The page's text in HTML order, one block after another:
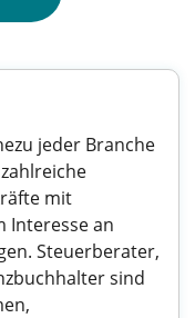
jeder Branche
mit
Interesse an
Steuerberater,
sind